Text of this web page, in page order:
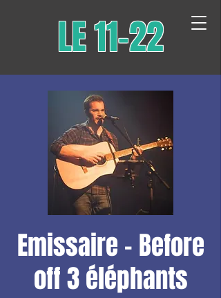
LE 11-22
Emissaire - Before
off 3 éléphants